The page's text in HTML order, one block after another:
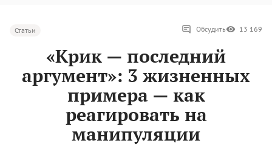
Статьи Обсудить 13 169
«Крик — последний
аргумент»: 3 жизненных
примера — как
реагировать на
манипуляции